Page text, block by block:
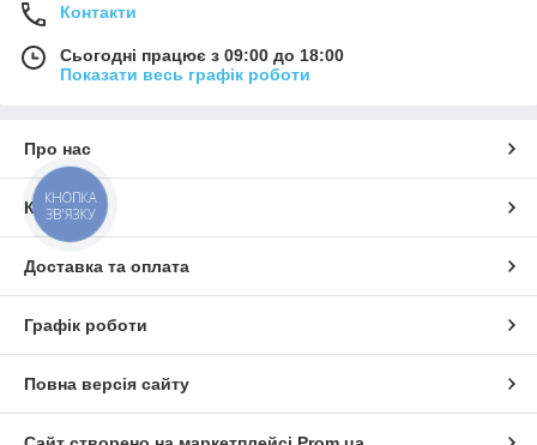
Контакти
Сьогодні працює з 09:00 до 18:00
Показати весь графік роботи
Про нас
Контакти
Доставка та оплата
Графік роботи
Повна версія сайту
КНОПКА
ЗВ'ЯЗКУ